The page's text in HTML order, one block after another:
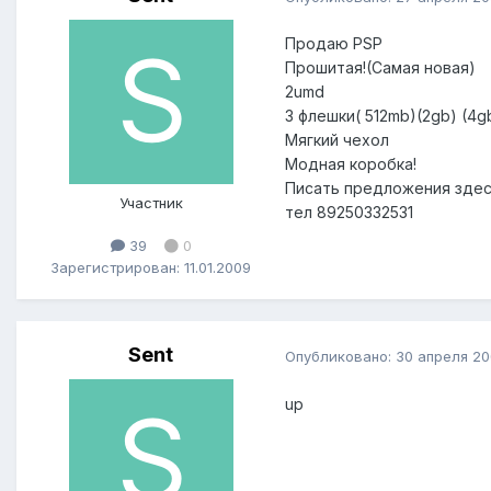
Участник
39
0
Зарегистрирован: 11.01.2009
Продаю PSP
Прошитая!(Самая новая)
2umd
3 флешки( 512mb)(2gb)
Мягкий чехол
Модная коробка!
Писать предложения
тел 89250332531
Sent Опубликовано: 30 апреля
up